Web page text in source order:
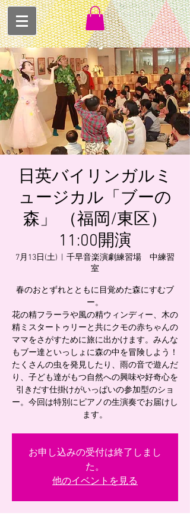
日英バイリンガルミ
ュージカル「ブーの
森」 （福岡/東区）
11:00開演
7月13日(土)
千早音楽演劇練習場 中練習
室
春のおとずれとともに目覚めた森にすむブ
ー。
花の精フラーラや風の精ウィンディー、木の
精ミスタートゥリーと共にクモの赤ちゃんの
ママをさがすために旅に出かけます。みんな
もブー達といっしょに森の中を冒険しよう！
たくさんの虫を発見したり、雨の音で遊んだ
り、子ども達がもつ自然への興味や好奇心を
引きだす仕掛けがいっぱいの参加型のショ
ー。今回は特別にピアノの生演奏でお届けし
ます。
お申し込みの受付は終了しまし
た。
他のイベントを見る